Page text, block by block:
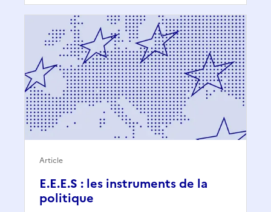
E.E.E.S : les instruments de la
politique
Article